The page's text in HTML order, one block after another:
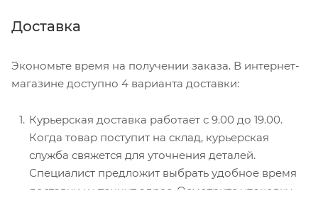
перенаправит вас на сервер системы ASSIST.
Здесь нужно ввести номер карты, срок действия
Электронные системы при онлайн-заказе:
PayPal, WebMoney и Яндекс.Деньги. Для
совершения покупки система перенаправит вас
на страницу платежного сервиса. Здесь
Доставка
Экономьте время на получении заказа. В интернет-
магазине доступно 4 варианта доставки:
Курьерская доставка работает с 9.00 до 19.00.
Когда товар поступит на склад, курьерская
служба свяжется для уточнения деталей.
Специалист предложит выбрать удобное время
доставки и уточнит адрес. Осмотрите упаковку